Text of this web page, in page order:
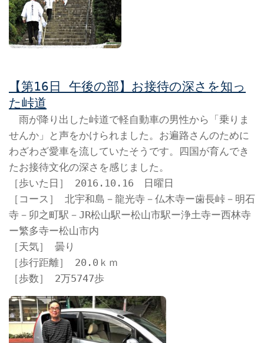
【第16日 午後の部】お接待の深さを知っ
た峠道
雨が降り出した峠道で軽自動車の男性から「乗りま
せんか」と声をかけられました。お遍路さんのために
わざわざ愛車を流していたそうです。四国が育んでき
たお接待文化の深さを感じました。
［歩いた日］ 2016.10.16 日曜日
［コース］ 北宇和島－龍光寺－仏木寺ー歯長峠－明石
寺－卯之町駅－JR松山駅ー松山市駅ー浄土寺ー西林寺
ー繁多寺ー松山市内
［天気］ 曇り
［歩行距離］ 20.0ｋｍ
［歩数］ 2万5747歩